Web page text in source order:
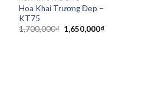
Hoa Khai Trương Đẹp –
KT75
1,700,000₫ Giá
gốc
1,650,000₫Giá